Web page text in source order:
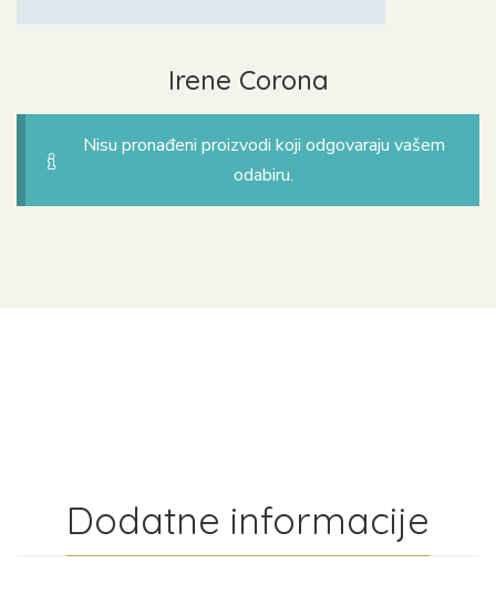
Irene Corona
Nisu pronađeni proizvodi koji odgovaraju vašem
odabiru.
Dodatne informacije